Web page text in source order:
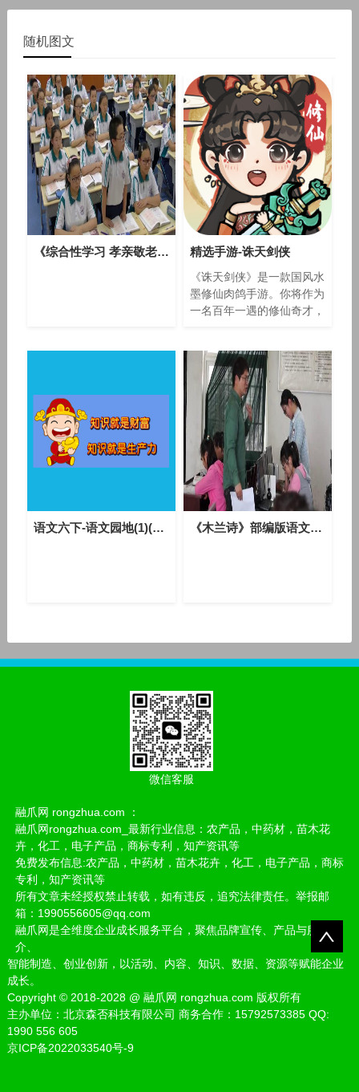
随机图文
《综合性学习 孝亲敬老，从我做起》部编版语文七年级下册课堂教学视频实录-执教老师-史雪英 精选手游-诛天剑侠
《诛天剑侠》是一款国风水
墨修仙肉鸽手游。你将作为
一名百年一遇的修仙奇才，
过灵活走位搭配上古术法，
获得天材地宝修炼提升境
语文六下-语文园地(1)(执教：杨霞)(评点：施燕红)-优质课教学视频 《木兰诗》部编版语文七年级下册课堂教学视频实录-执教老师-刘靖
微信客服
融爪网 rongzhua.com ：
融爪网rongzhua.com_最新行业信息：农产品，中药材，苗木花
卉，化工，电子产品，商标专利，知产资讯等
免费发布信息:农产品，中药材，苗木花卉，化工，电子产品，商标
专利，知产资讯等
所有文章未经授权禁止转载，如有违反，追究法律责任。举报邮
箱：1990556605@qq.com
融爪网是全维度企业成长服务平台，聚焦品牌宣传、产品与服务推
介、
智能制造、创业创新，以活动、内容、知识、数据、资源等赋能企业
成长。
Copyright ©2018-2028 @ 融爪网 rongzhua.com 版权所有
主办单位：北京森否科技有限公司 商务合作：15792573385 QQ:
1990 556 605
京ICP备2022033540号-9